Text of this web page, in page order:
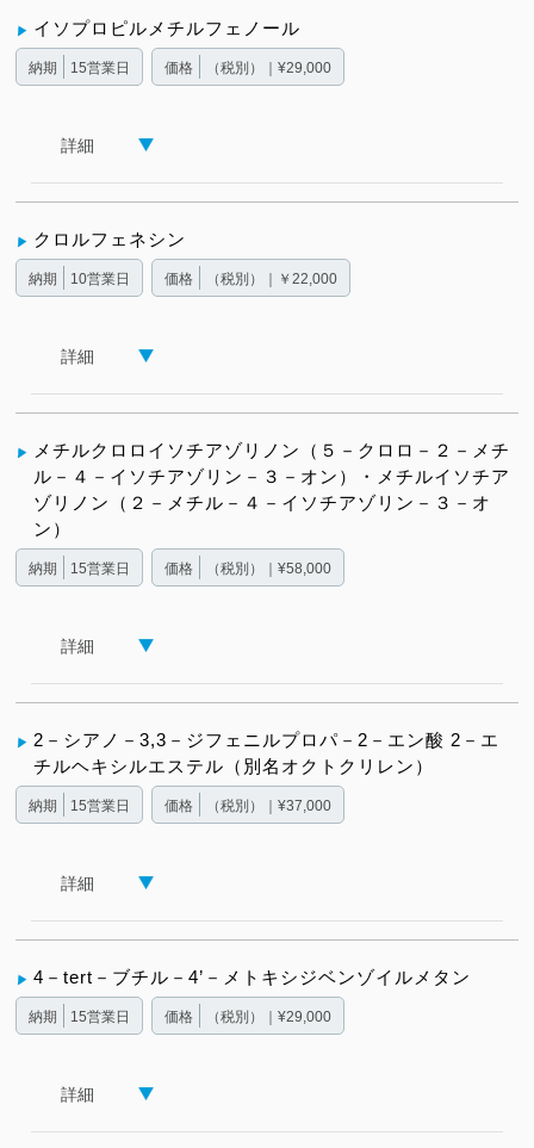
イソプロピルメチルフェノール
納期 15営業日 価格 （税別）｜¥29,000
詳細
クロルフェネシン
納期 10営業日 価格 （税別）｜￥22,000
詳細
メチルクロロイソチアゾリノン（５－クロロ－２－メチ
ル－４－イソチアゾリン－３－オン）・メチルイソチア
ゾリノン（２－メチル－４－イソチアゾリン－３－オ
ン）
納期 15営業日 価格 （税別）｜¥58,000
詳細
2－シアノ－3,3－ジフェニルプロパ－2－エン酸 2－エ
チルヘキシルエステル（別名オクトクリレン）
納期 15営業日 価格 （税別）｜¥37,000
詳細
4－tert－ブチル－4’－メトキシジベンゾイルメタン
納期 15営業日 価格 （税別）｜¥29,000
詳細